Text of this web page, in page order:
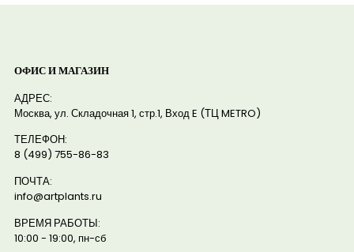
ОФИС И МАГАЗИН
АДРЕС:
Москва, ул. Складочная 1, стр.1, Вход E (ТЦ METRO)
ТЕЛЕФОН:
8 (499) 755-86-83
ПОЧТА:
info@artplants.ru
ВРЕМЯ РАБОТЫ:
10:00 - 19:00, пн-сб